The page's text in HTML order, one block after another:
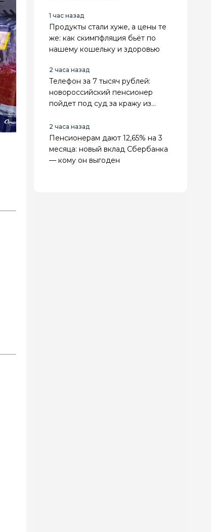
1 час назад
Продукты стали хуже, а цены те
же: как скимпфляция бьёт по
нашему кошельку и здоровью
2 часа назад
Телефон за 7 тысяч рублей:
новороссийский пенсионер
пойдет под суд за кражу из
2 часа назад
Пенсионерам дают 12,65% на 3
месяца: новый вклад Сбербанка
— кому он выгоден